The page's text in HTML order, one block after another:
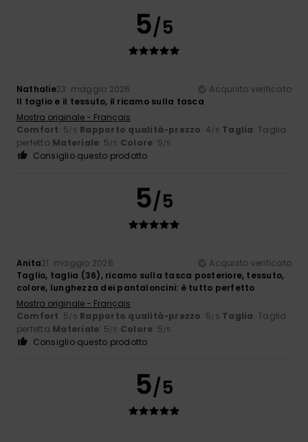
5/5
Nathalie23. maggio 2026
Acquisto verificato
Il taglio e il tessuto, il ricamo sulla tasca
Mostra originale - Français
Comfort: 5/5 Rapporto qualità-prezzo: 4/5 Taglia: Taglia
perfetta Materiale: 5/5 Colore: 5/5
Consiglio questo prodotto
5/5
Anita21. maggio 2026
Acquisto verificato
Taglio, taglia (36), ricamo sulla tasca posteriore, tessuto,
colore, lunghezza dei pantaloncini: è tutto perfetto
Mostra originale - Français
Comfort: 5/5 Rapporto qualità-prezzo: 5/5 Taglia: Taglia
perfetta Materiale: 5/5 Colore: 5/5
Consiglio questo prodotto
5/5